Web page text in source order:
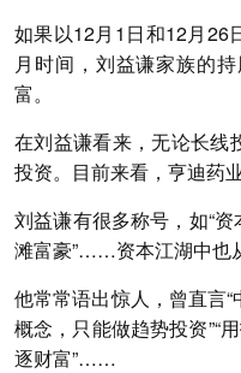
如果以12月1日和12月26
月时间，刘益谦家族的
富。
在刘益谦看来，无论长线
投资。目前来看，亨迪药
刘益谦有很多称号，如“资
滩富豪”……资本江湖中也
他常常语出惊人，曾直言
概念，只能做趋势投资”“
逐财富”……